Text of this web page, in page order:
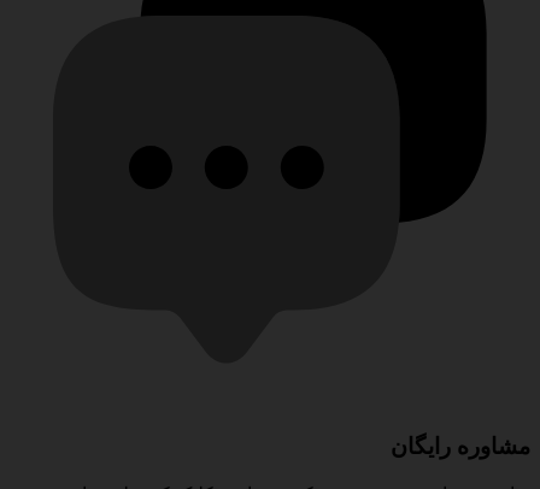
مشاوره رایگان